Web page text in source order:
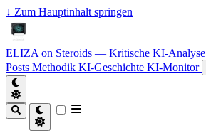
↓ Zum Hauptinhalt springen
ELIZA on Steroids — Kritische KI-Analyse
Posts Methodik KI-Geschichte KI-Monitor